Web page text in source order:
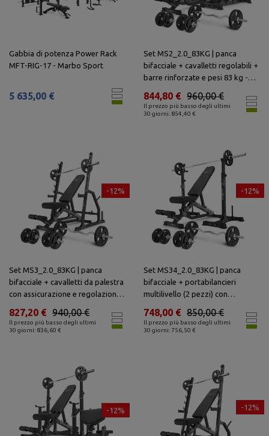
Gabbia di potenza Power Rack
MFT-RIG-17 - Marbo Sport
5 635,00 €
Set MS2_2.0_83KG | panca
bifacciale + cavalletti regolabili +
barre rinforzate e pesi 83 kg -
Il prezzo più basso degli ultimi
30 giorni: 854,40 €
960,00 €
844,80 €
-12%
Set MS3_2.0_83KG | panca
bifacciale + cavalletti da palestra
con assicurazione e regolazione
e pesi 83 kg - Marbo Sport
Il prezzo più basso degli ultimi
30 giorni: 836,60 €
940,00 €
827,20 €
-12%
Set MS34_2.0_83KG | panca
bifacciale + portabilancieri
multilivello (2 pezzi) con
pesi 83 kg - Marbo Sport
Il prezzo più basso degli ultimi
30 giorni: 756,50 €
850,00 €
748,00 €
-12% -12%